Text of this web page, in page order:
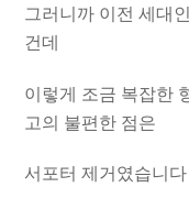
그러니까 이전 세대
건데
이렇게 조금 복잡한
고의 불편한 점은
서포터 제거였습니